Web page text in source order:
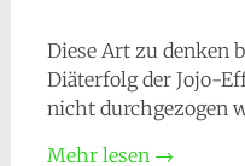
Diese Art zu denken
Diäterfolg der Jojo-
nicht durchgezogen
Mehr lesen →